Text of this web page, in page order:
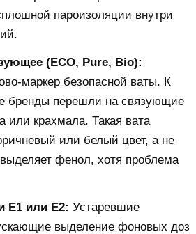
пароизоляции внутри
(ECO, Pure, Bio):
маркер безопасной ваты. К
бренды перешли на связующие
или крахмала. Такая вата
или белый цвет, а не
фенол, хотя проблема
E1 или E2: Устаревшие
выделение фоновых доз